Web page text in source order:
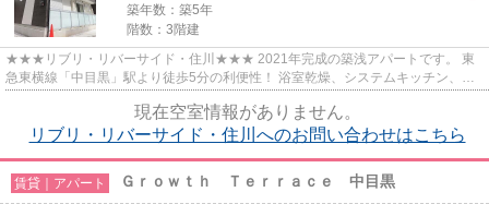
築年数：築5年
階数：3階建
★★★リブリ・リバーサイド・住川★★★ 2021年完成の築浅アパートです。 東
急東横線「中目黒」駅より徒歩5分の利便性！ 浴室乾燥、システムキッチン、設
現在空室情報がありません。
リブリ・リバーサイド・住川へのお問い合わせはこちら
賃貸｜アパート Ｇｒｏｗｔｈ Ｔｅｒｒａｃｅ 中目黒